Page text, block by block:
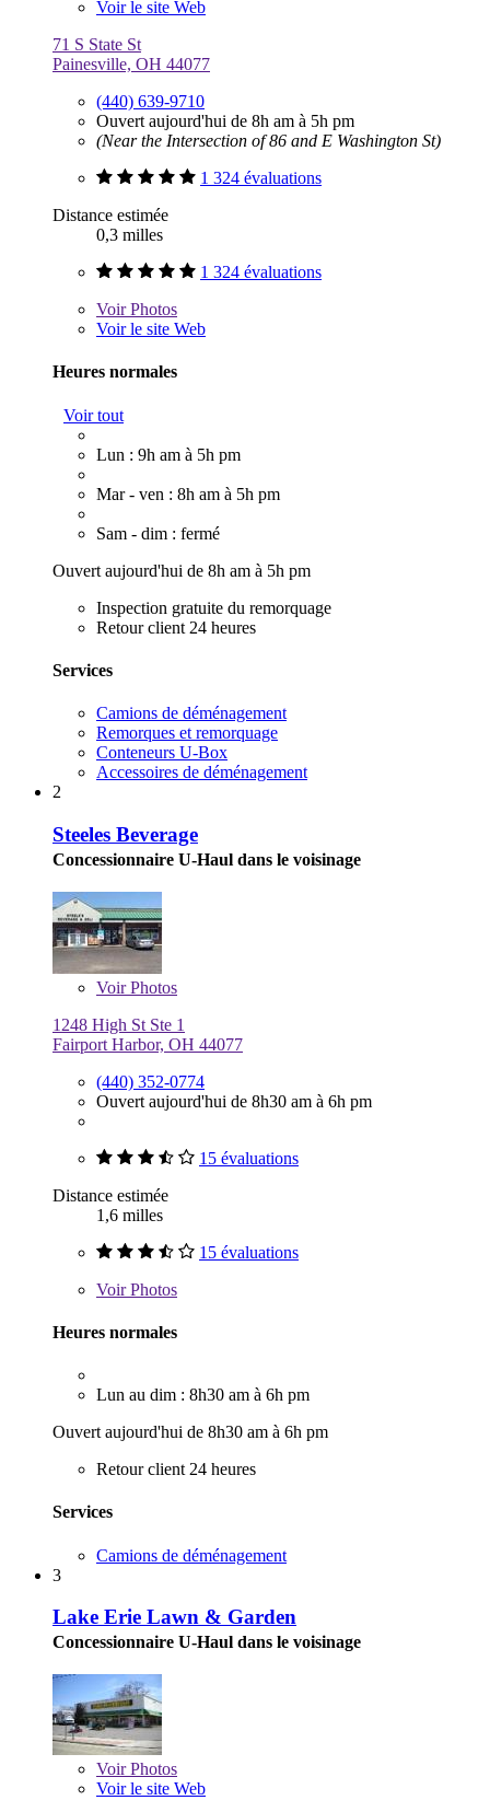
Voir le site Web
71 S State St
Painesville, OH 44077
(440) 639-9710
Ouvert aujourd'hui de 8h am à 5h pm
(Near the Intersection of 86 and E Washington St)
1 324 évaluations
Distance estimée
0,3 milles
1 324 évaluations
VoirPhotos
Voir le site Web
Heures normales
Voir tout
Lun : 9h am à 5h pm
Mar - ven : 8h am à 5h pm
Sam - dim : fermé
Ouvert aujourd'hui de 8h am à 5h pm
Inspection gratuite du remorquage
Retour client 24 heures
Services
Camions de déménagement
Remorques et remorquage
Conteneurs U-Box
Accessoires de déménagement
2
Steeles Beverage
Concessionnaire U-Haul dans le voisinage
VoirPhotos
1248 High St Ste 1
Fairport Harbor, OH 44077
(440) 352-0774
Ouvert aujourd'hui de 8h30 am à 6h pm
15 évaluations
Distance estimée
1,6 milles
15 évaluations
VoirPhotos
Heures normales
Lun au dim : 8h30 am à 6h pm
Ouvert aujourd'hui de 8h30 am à 6h pm
Retour client 24 heures
Services
Camions de déménagement
3
Lake Erie Lawn & Garden
Concessionnaire U-Haul dans le voisinage
VoirPhotos
Voir le site Web